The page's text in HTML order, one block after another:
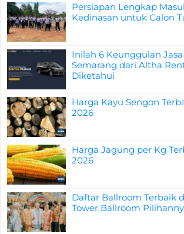
Persiapan Lengkap
Kedinasan untuk Calon
Inilah 6 Keunggulan
Semarang dari Altha
Diketahui
Harga Kayu Sengon
2026
Harga Jagung per Kg
2026
Daftar Ballroom Terbaik
Tower Ballroom